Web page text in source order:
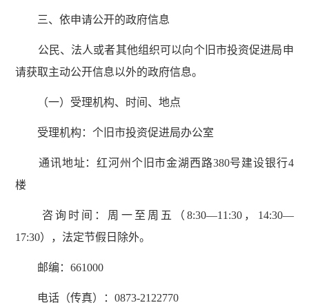
三、依申请公开的政府信息
公民、法人或者其他组织可以向个旧市投资促进局申
请获取主动公开信息以外的政府信息。
（一）受理机构、时间、地点
受理机构：个旧市投资促进局办公室
通讯地址：红河州个旧市金湖西路380号建设银行4
楼
咨询时间：周一至周五（8:30—11:30，14:30—
17:30），法定节假日除外。
邮编：661000
电话（传真）：0873-2122770